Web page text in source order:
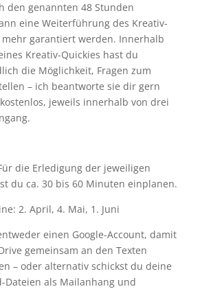
den genannten 48 Stunden
eine Weiterführung des Kreativ-
mehr garantiert werden. Innerhalb
Kreativ-Quickies hast du
die Möglichkeit, Fragen zum
– ich beantworte sie dir gern
jeweils innerhalb von drei
die Erledigung der jeweiligen
du ca. 30 bis 60 Minuten einplanen.
2. April, 4. Mai, 1. Juni
einen Google-Account, damit
gemeinsam an den Texten
– oder alternativ schickst du deine
Dateien als Mailanhang und